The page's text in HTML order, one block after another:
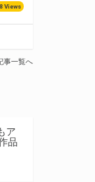
Views
事一覧へ
ア
品